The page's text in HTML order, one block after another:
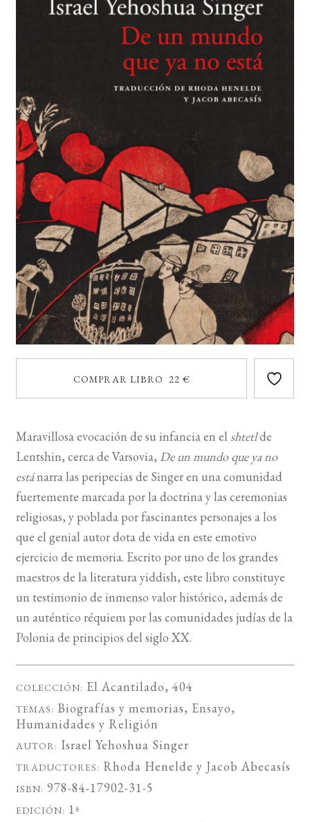
BUSCAR
LISTA DE LIBROS
COMPRAR LIBRO 22 €
Maravillosa evocación de su infancia en el shtetlde
Lentshin, cerca de Varsovia, De un mundo que ya no
estánarra las peripecias de Singer en una comunidad
fuertemente marcada por la doctrina y las ceremonias
religiosas, y poblada por fascinantes personajes a los
que el genial autor dota de vida en este emotivo
ejercicio de memoria. Escrito por uno de los grandes
maestros de la literatura yiddish, este libro constituye
un testimonio de inmenso valor histórico, además de
un auténtico réquiem por las comunidades judías de la
Polonia de principios del siglo XX.
COLECCIÓN: El Acantilado, 404
TEMAS: Biografías y memorias, Ensayo,
Humanidades y Religión
AUTOR: Israel Yehoshua Singer
TRADUCTORES: Rhoda Henelde y Jacob Abecasís
ISBN: 978-84-17902-31-5
EDICIÓN: 1ª